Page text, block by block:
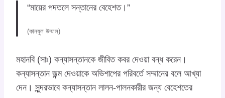
“মায়ের পদতলে সন্তানের বেহেশত।”
(কানযুল উম্মাল)
মহানবি (সাঃ) কন্যাসন্তানকে জীবিত কবর দেওয়া বন্ধ করেন।
কন্যাসন্তান জন্ম দেওয়াকে অভিশাপের পরিবর্তে সম্মানের বলে আখ্যা
দেন। সুন্দরভাবে কন্যাসন্তান লালন-পালনকারীর জন্য বেহেশতের